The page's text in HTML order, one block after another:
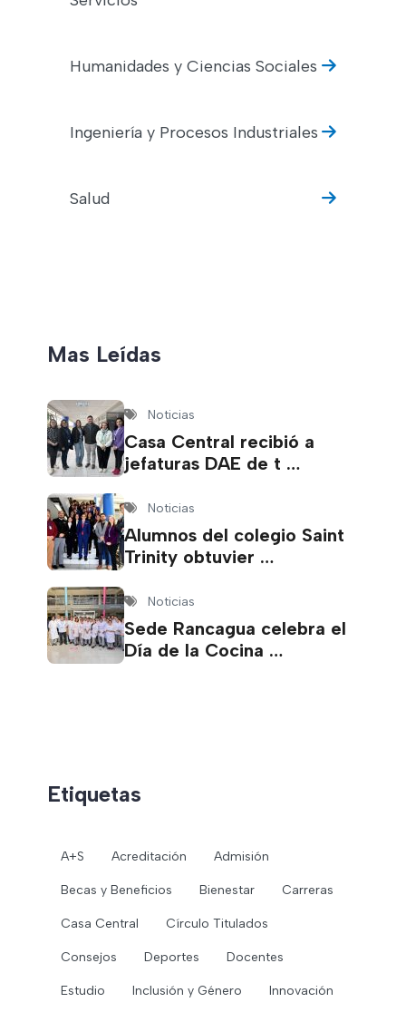
Humanidades y Ciencias Sociales
Ingeniería y Procesos Industriales
Salud
Mas Leídas
Noticias
Casa Central recibió a
jefaturas DAE de t …
Noticias
Alumnos del colegio Saint
Trinity obtuvier …
Noticias
Sede Rancagua celebra el
Día de la Cocina …
Etiquetas
A+S Acreditación Admisión
Becas y Beneficios Bienestar Carreras
Casa Central Círculo Titulados
Consejos Deportes Docentes
Estudio Inclusión y Género Innovación